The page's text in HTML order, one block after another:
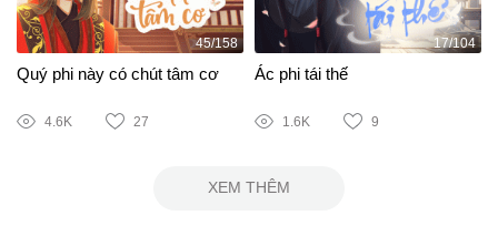
45/158
Quý phi này có chút tâm cơ
4.6K 27
17/104
Ác phi tái thế
1.6K 9
XEM THÊM